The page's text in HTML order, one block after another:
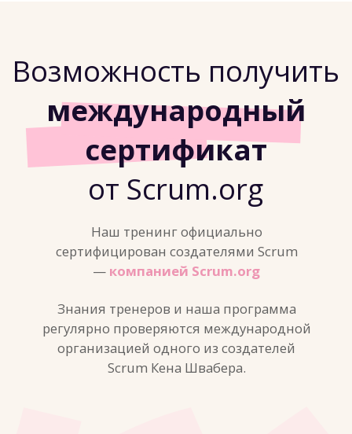
10:00-14:00 (МСК)
КОРОТКИЕ ПЕРЕРЫВЫ КАЖДЫЕ 45
Практика в мини-группах
Работаем в группах, закрепляем теорию
совместным опытом